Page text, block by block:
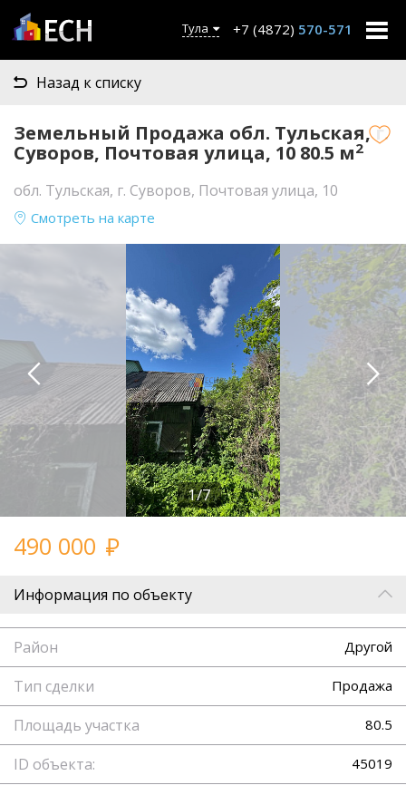
Тула +7 (4872) 570-571
Назад к списку
Земельный Продажа обл. Тульская, г.
Суворов, Почтовая улица, 10 80.5 м2
обл. Тульская, г. Суворов, Почтовая улица, 10
Смотреть на карте
1/7
490 000
Информация по объекту
Район Другой
Тип сделки Продажа
Площадь участка 80.5
ID объекта: 45019